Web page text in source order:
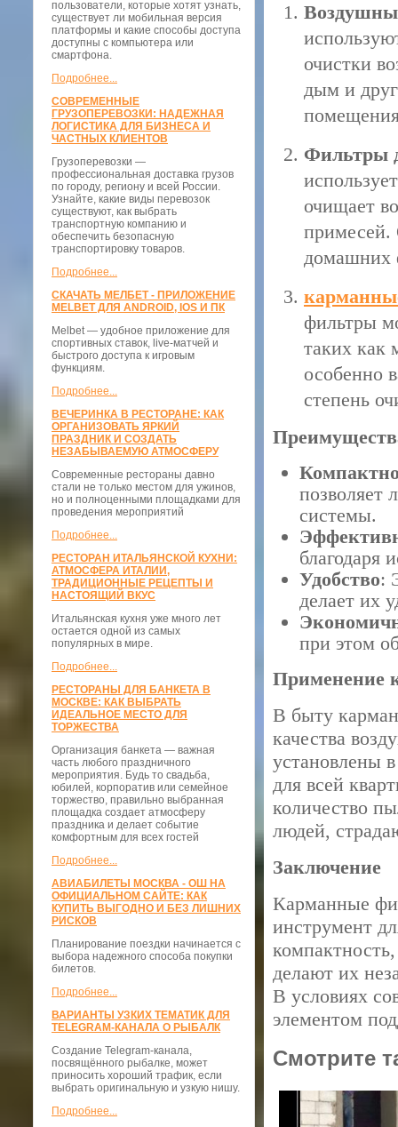
пользователи, которые хотят узнать,
существует ли мобильная версия
платформы и какие способы доступа
доступны с компьютера или
смартфона.
Подробнее...
СОВРЕМЕННЫЕ
ГРУЗОПЕРЕВОЗКИ: НАДЕЖНАЯ
ЛОГИСТИКА ДЛЯ БИЗНЕСА И
ЧАСТНЫХ КЛИЕНТОВ
Грузоперевозки —
профессиональная доставка грузов
по городу, региону и всей России.
Узнайте, какие виды перевозок
существуют, как выбрать
транспортную компанию и
обеспечить безопасную
транспортировку товаров.
Подробнее...
СКАЧАТЬ МЕЛБЕТ - ПРИЛОЖЕНИЕ
MELBET ДЛЯ ANDROID, IOS И ПК
Melbet — удобное приложение для
спортивных ставок, live-матчей и
быстрого доступа к игровым
функциям.
Подробнее...
ВЕЧЕРИНКА В РЕСТОРАНЕ: КАК
ОРГАНИЗОВАТЬ ЯРКИЙ
ПРАЗДНИК И СОЗДАТЬ
НЕЗАБЫВАЕМУЮ АТМОСФЕРУ
Современные рестораны давно
стали не только местом для ужинов,
но и полноценными площадками для
проведения мероприятий
Подробнее...
РЕСТОРАН ИТАЛЬЯНСКОЙ КУХНИ:
АТМОСФЕРА ИТАЛИИ,
ТРАДИЦИОННЫЕ РЕЦЕПТЫ И
НАСТОЯЩИЙ ВКУС
Итальянская кухня уже много лет
остается одной из самых
популярных в мире.
Подробнее...
РЕСТОРАНЫ ДЛЯ БАНКЕТА В
МОСКВЕ: КАК ВЫБРАТЬ
ИДЕАЛЬНОЕ МЕСТО ДЛЯ
ТОРЖЕСТВА
Организация банкета — важная
часть любого праздничного
мероприятия. Будь то свадьба,
юбилей, корпоратив или семейное
торжество, правильно выбранная
площадка создает атмосферу
праздника и делает событие
комфортным для всех гостей
Подробнее...
АВИАБИЛЕТЫ МОСКВА - ОШ НА
ОФИЦИАЛЬНОМ САЙТЕ: КАК
КУПИТЬ ВЫГОДНО И БЕЗ ЛИШНИХ
РИСКОВ
Планирование поездки начинается с
выбора надежного способа покупки
билетов.
Подробнее...
ВАРИАНТЫ УЗКИХ ТЕМАТИК ДЛЯ
TELEGRAM-КАНАЛА О РЫБАЛК
Создание Telegram-канала,
посвящённого рыбалке, может
приносить хороший трафик, если
выбрать оригинальную и узкую нишу.
Подробнее...
очистки
дым и
Фильтры
очищает
примесей.
домашних
фильтры
таких как
особенно
степень
позволяет
системы.
благодаря
Удобство:
делает их
при этом
Применение
В быту
качества
установлены
для всей
количество
людей,
Заключение
Карманные
инструмент
делают их
В условиях
элементом
Смотрите